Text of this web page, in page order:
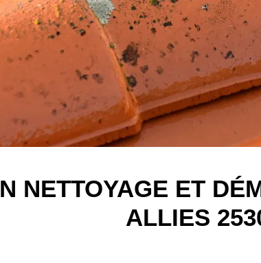
NETTOYAGE ET
ALLIES